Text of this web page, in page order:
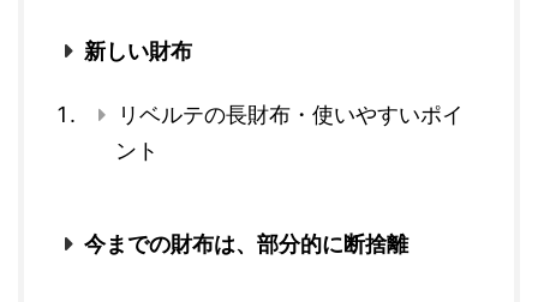
新しい財布
リベルテの長財布・使いやすいポイ
ント
今までの財布は、部分的に断捨離